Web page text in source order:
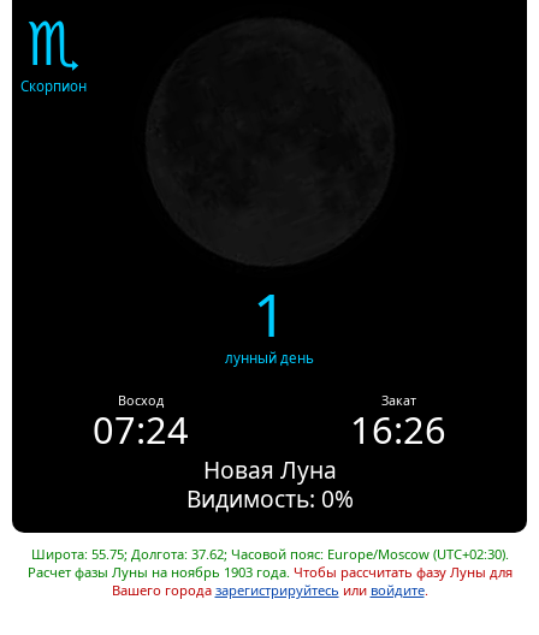
♏
Скорпион
1
лунный день
Восход
07:24
Закат
16:26
Новая Луна
Видимость: 0%
Широта: 55.75; Долгота: 37.62; Часовой пояс: Europe/Moscow (UTC+02:30).
Расчет фазы Луны на ноябрь 1903 года. Чтобы рассчитать фазу Луны для
Вашего города зарегистрируйтесь или войдите.